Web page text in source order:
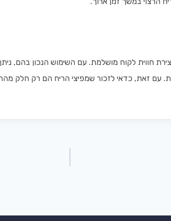
חווית לקוח מושלמת. עם השימוש הנכון בהם,
עם זאת, כדאי לזכור שמפיצי הריח הם רק חלק